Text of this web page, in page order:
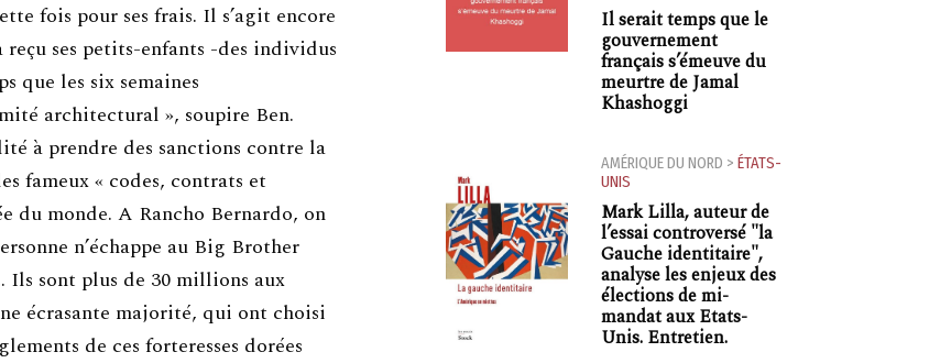
fois pour ses frais. Il s’agit encore
reçu ses petits-enfants -des individus
que les six semaines
architectural », soupire Ben.
à prendre des sanctions contre la
fameux « codes, contrats et
du monde. A Rancho Bernardo, on
n’échappe au Big Brother
sont plus de 30 millions aux
écrasante majorité, qui ont choisi
de ces forteresses dorées
Il serait temps que le
gouvernement
français s’émeuve du
meurtre de Jamal
Khashoggi
AMÉRIQUE DU NORD > ÉTATS-
UNIS
Mark Lilla, auteur de
l’essai controversé "la
Gauche identitaire",
analyse les enjeux des
élections de mi-
mandat aux Etats-
Unis. Entretien.